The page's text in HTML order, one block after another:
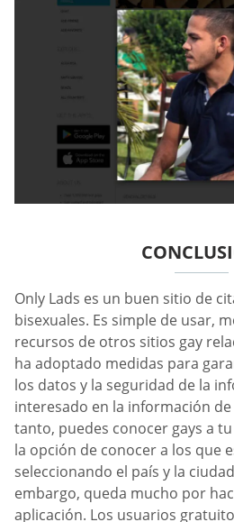
Only Lads es un buen sitio de
bisexuales. Es simple de usar,
recursos de otros sitios gay
ha adoptado medidas para
los datos y la seguridad de la
interesado en la información
tanto, puedes conocer gays a
la opción de conocer a los que
seleccionando el país y la
embargo, queda mucho por
aplicación. Los usuarios